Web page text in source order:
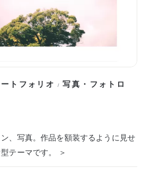
トフォリオ /写真・フォトロ
、写真。作品を額装するように見せ
テーマです。 ＞